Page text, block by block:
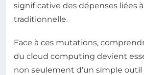
significative des dépenses liées
traditionnelle.
Face à ces mutations,
du cloud computing devient
non seulement d’un simple